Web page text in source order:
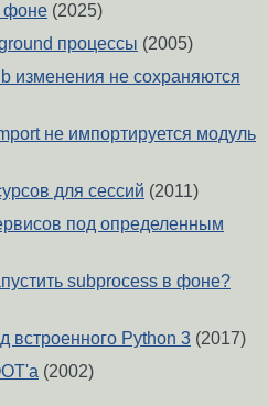
фоне (2025)
процессы (2005)
изменения не сохраняются
не импортируется модуль
для сессий (2011)
под определенным
subprocess в фоне?
встроенного Python 3 (2017)
(2002)